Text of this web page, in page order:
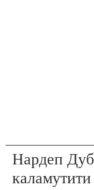
Нардеп